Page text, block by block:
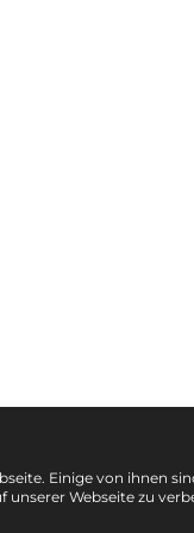
Einige von ihnen
unserer Webseite zu